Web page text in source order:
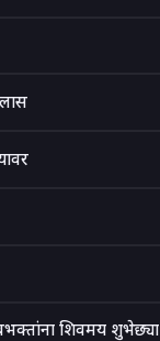
शिवमय शुभेछ्या